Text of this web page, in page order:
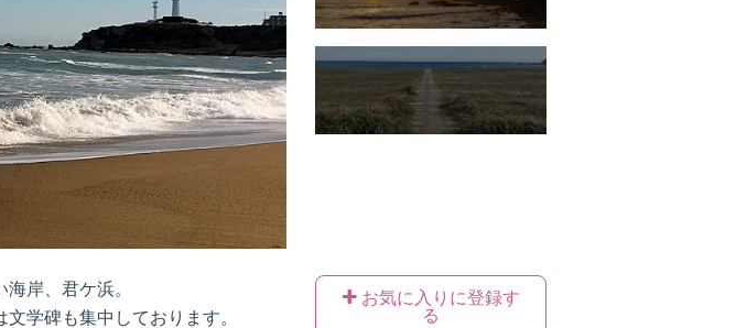
岸、君ケ浜。
学碑も集中しております。
お気に入りに登録す
る